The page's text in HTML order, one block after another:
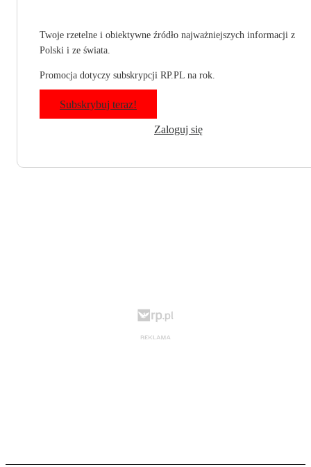
Twoje rzetelne i obiektywne źródło najważniejszych informacji z
Polski i ze świata.
Promocja dotyczy subskrypcji RP.PL na rok.
Subskrybuj teraz!
Zaloguj się